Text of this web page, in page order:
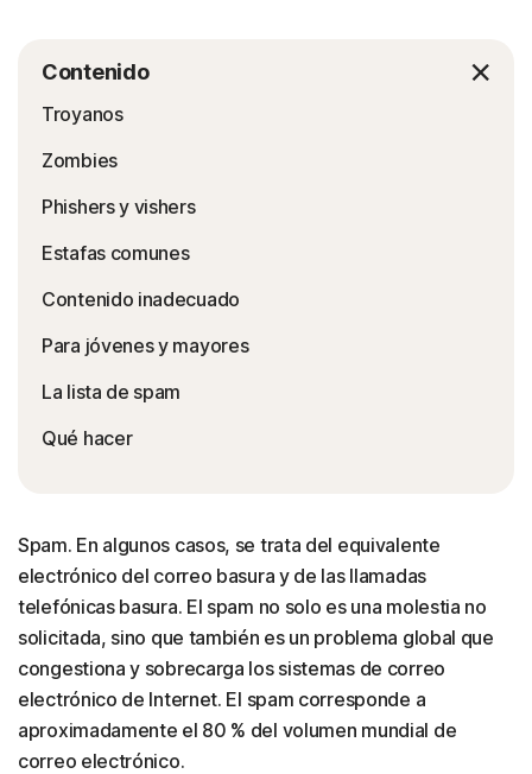
Contenido
Troyanos
Zombies
Phishers y vishers
Estafas comunes
Contenido inadecuado
Para jóvenes y mayores
La lista de spam
Qué hacer
Spam. En algunos casos, se trata del equivalente
electrónico del correo basura y de las llamadas
telefónicas basura. El spam no solo es una molestia no
solicitada, sino que también es un problema global que
congestiona y sobrecarga los sistemas de correo
electrónico de Internet. El spam corresponde a
aproximadamente el 80 % del volumen mundial de
correo electrónico.